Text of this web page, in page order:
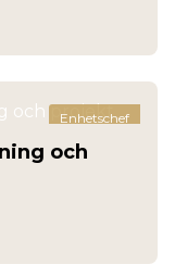
Enhetschef
och